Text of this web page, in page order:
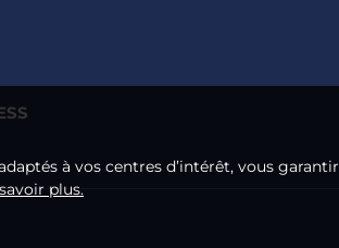
à vos centres d’intérêt, vous garantir
plus.